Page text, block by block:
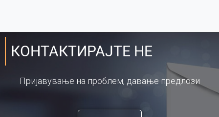
КОНТАКТИРАЈТЕ НЕ
Пријавување на проблем, давање предлози